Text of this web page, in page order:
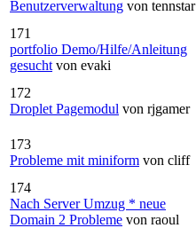
Benutzerverwaltung von tennstar
171
portfolio Demo/Hilfe/Anleitung
gesucht von evaki
172
Droplet Pagemodul von rjgamer
173
Probleme mit miniform von cliff
174
Nach Server Umzug * neue
Domain 2 Probleme von raoul